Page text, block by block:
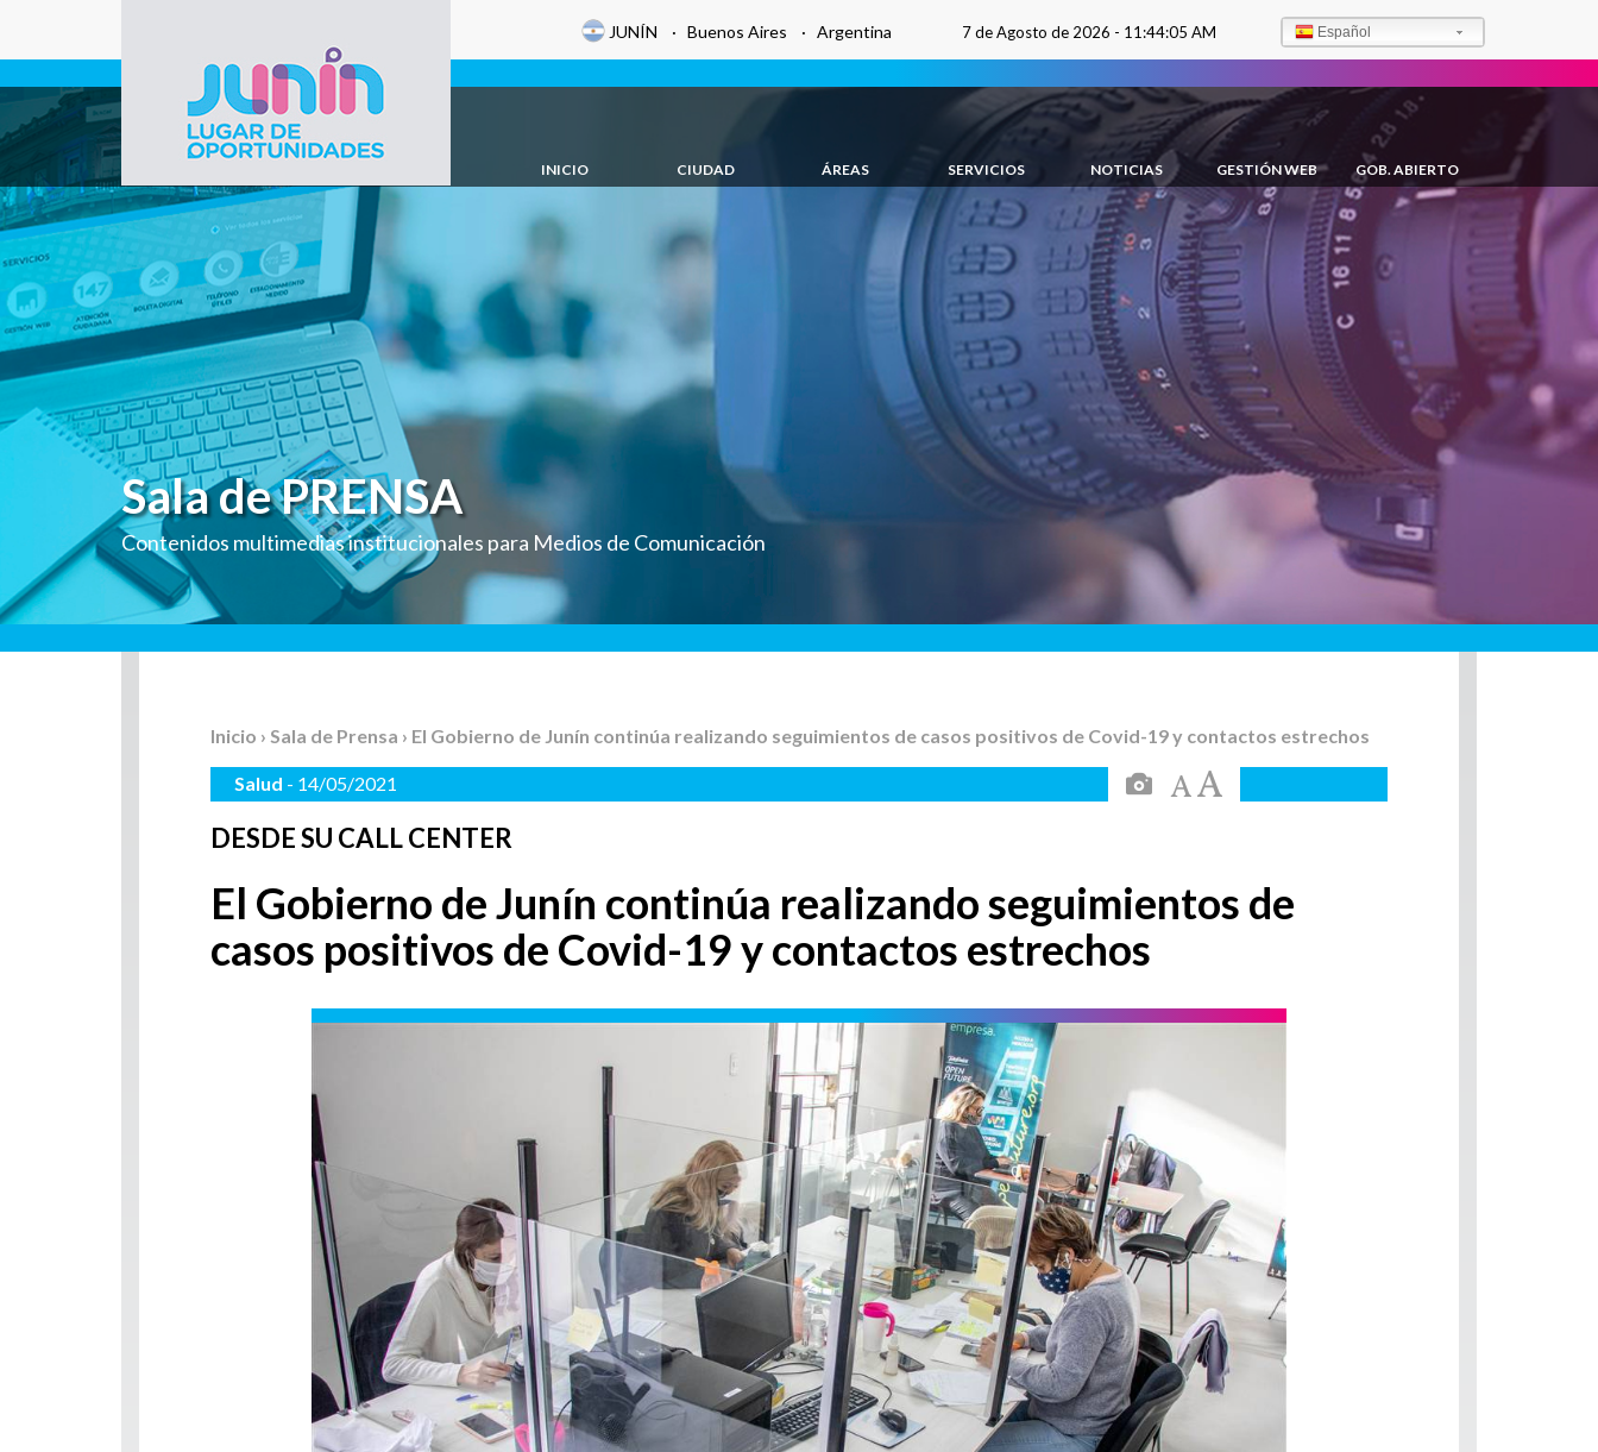
Gobierno de
Junín
JUNÍN · Buenos Aires · Argentina 7 de Agosto de 2026 - 11:44:06 AM Español
INICIO CIUDAD ÁREAS SERVICIOS NOTICIAS GESTIÓN WEB GOB. ABIERTO
Sala de PRENSA
Contenidos multimedias institucionales para Medios de Comunicación
Inicio › Sala de Prensa › El Gobierno de Junín continúa realizando seguimientos de casos positivos de Covid-19 y contactos estrechos
Salud - 14/05/2021
DESDE SU CALL CENTER
El Gobierno de Junín continúa realizando seguimientos de
casos positivos de Covid-19 y contactos estrechos